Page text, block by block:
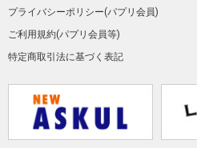
プライバシーポリシー(パプリ会員)
ご利用規約(パプリ会員等)
特定商取引法に基づく表記